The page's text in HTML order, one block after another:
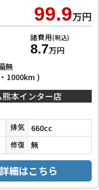
99.9万円
諸費用(税込)
8.7万円
無
1000km )
熊本インター店
排気 660cc
修復 無
詳細はこちら